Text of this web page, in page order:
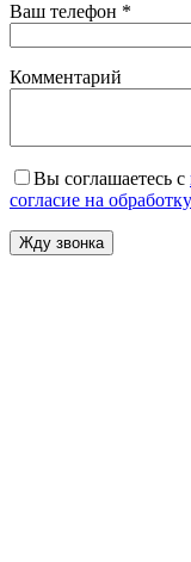
Ваш телефон *
Комментарий
Вы соглашаетесь с
согласие на